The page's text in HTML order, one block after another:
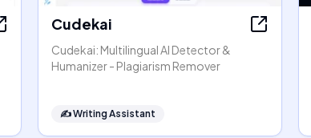
Cudekai
Cudekai: Multilingual AI Detector &
Humanizer - Plagiarism Remover
✍️Writing Assistant